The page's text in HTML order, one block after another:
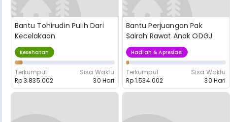
Bantu Tohirudin Pulih Dari
Kecelakaan
Kesehatan
Terkumpul
Rp 3.835.002
Sisa Waktu
30 Hari
Bantu Perjuangan Pak
Sairah Rawat Anak ODGJ
Hadiah & Apresiasi
Terkumpul
Rp 1.534.002
Sisa Waktu
30 Hari